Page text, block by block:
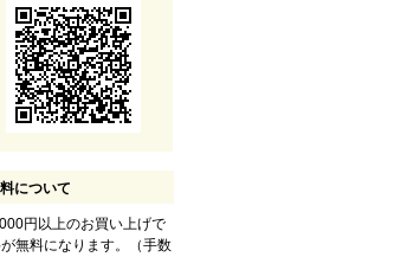
について
円以上のお買い上げで
無料になります。（手数